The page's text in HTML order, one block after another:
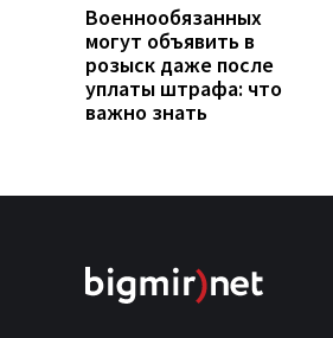
Военнообязанных
могут объявить в
розыск даже после
уплаты штрафа: что
важно знать